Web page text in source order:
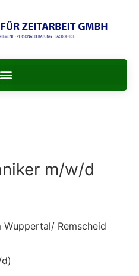
m/w/d
Wuppertal/ Remscheid